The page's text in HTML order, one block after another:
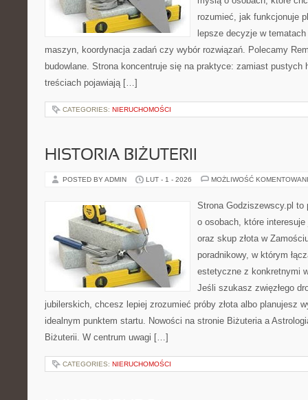
rozumieć, jak funkcjonuje
lepsze decyzje w
maszyn, koordynacja zadań czy wybór rozwiązań. Polecamy
budowlane. Strona koncentruje się na praktyce: zamiast pustych
treściach pojawiają […]
CATEGORIES: NIERUCHOMOŚCI
HISTORIA BIŻUTERII
POSTED BY ADMIN LUT - 1 - 2026 MOŻLIWOŚĆ
Strona Godziszewscy.pl
o osobach, które
oraz skup złota w
poradnikowy, w którym
estetyczne z konkretnymi
Jeśli szukasz zwięzłego
jubilerskich, chcesz lepiej zrozumieć próby złota albo planujesz
idealnym punktem startu. Nowości na stronie Biżuteria a
Biżuterii. W centrum uwagi […]
CATEGORIES: NIERUCHOMOŚCI